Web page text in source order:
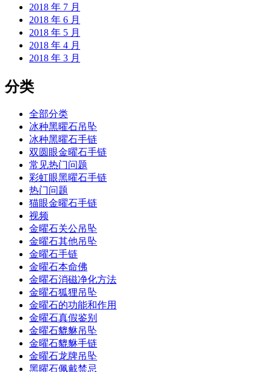
2018 年 7 月
2018 年 6 月
2018 年 5 月
2018 年 4 月
2018 年 3 月
分类
全部分类
冰种黑曜石吊坠
冰种黑曜石手链
双圆眼金曜石手链
常见热门问题
彩虹眼黑曜石手链
热门问题
猫眼金曜石手链
视频
金曜石关公吊坠
金曜石其他吊坠
金曜石手链
金曜石本命佛
金曜石消磁净化方法
金曜石狐狸吊坠
金曜石的功能和作用
金曜石真假鉴别
金曜石貔貅吊坠
金曜石貔貅手链
金曜石龙牌吊坠
黑曜石佩戴禁忌